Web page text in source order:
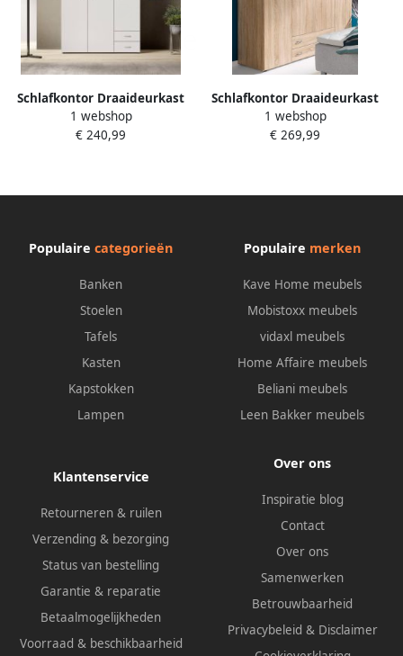
Schlafkontor Draaideurkast
Base kledingkast Joe
garderobekast waskast
1 webshop
€ 240,99
Schlafkontor Draaideurkast
Base kledingkast Joe
garderobekast waskast
1 webshop
€ 269,99
Populaire categorieën
Banken
Stoelen
Tafels
Kasten
Kapstokken
Lampen
Populaire merken
Kave Home meubels
Mobistoxx meubels
vidaxl meubels
Home Affaire meubels
Beliani meubels
Leen Bakker meubels
Klantenservice
Retourneren & ruilen
Verzending & bezorging
Status van bestelling
Garantie & reparatie
Betaalmogelijkheden
Voorraad & beschikbaarheid
Over ons
Inspiratie blog
Contact
Over ons
Samenwerken
Betrouwbaarheid
Privacybeleid & Disclaimer